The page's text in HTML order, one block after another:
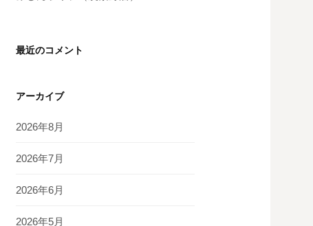
最近のコメント
アーカイブ
2026年8月
2026年7月
2026年6月
2026年5月